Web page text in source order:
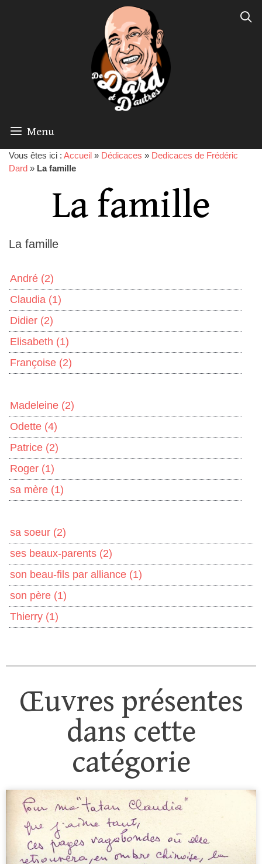
Menu
Vous êtes ici : Accueil » Dédicaces » Dedicaces de Frédéric
Dard » La famille
La famille
La famille
André (2)
Claudia (1)
Didier (2)
Elisabeth (1)
Françoise (2)
Madeleine (2)
Odette (4)
Patrice (2)
Roger (1)
sa mère (1)
sa soeur (2)
ses beaux-parents (2)
son beau-fils par alliance (1)
son père (1)
Thierry (1)
Œuvres présentes
dans cette
catégorie